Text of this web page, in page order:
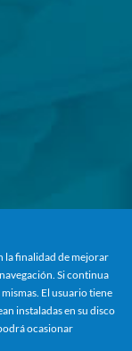
la finalidad de mejorar
Si continua
El usuario tiene
instaladas en su disco
ocasionar